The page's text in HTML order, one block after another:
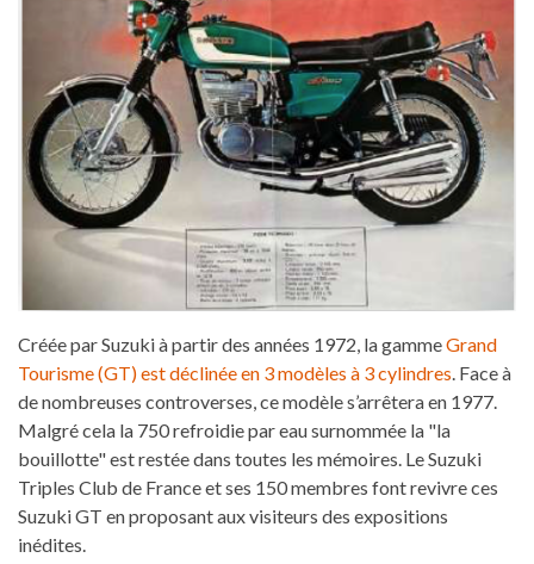
Créée par Suzuki à partir des années 1972, la gammeGrand
Tourisme (GT) est déclinée en 3 modèles à 3 cylindres . Face à
de nombreuses controverses, ce modèle s’arrêtera en 1977.
Malgré cela la 750 refroidie par eau surnommée la "la
bouillotte" est restée dans toutes les mémoires. Le Suzuki
Triples Club de France et ses 150 membres font revivre ces
Suzuki GT en proposant aux visiteurs des expositions
inédites.